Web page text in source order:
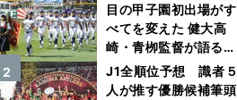
目の甲子園初出場がす
べてを変えた 健大高
崎・青栁監督が語る
「機動破壊」はこうし
て生まれた
J1全順位予想 識者５
人が推す優勝候補筆頭
2